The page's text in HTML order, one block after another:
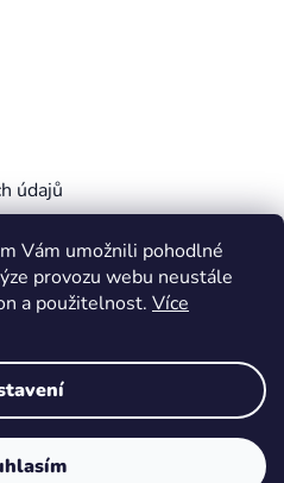
Vám umožnili pohodlné
provozu webu neustále
a použitelnost. Více
údajů
Shoptet